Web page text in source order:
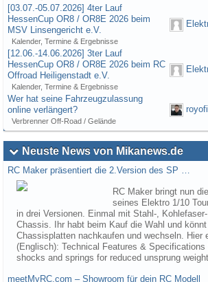
[03.07.-05.07.2026] 4ter Lauf
HessenCup OR8 / OR8E 2026 beim
MSV Linsengericht e.V.
Kalender, Termine & Ergebnisse
[12.06.-14.06.2026] 3ter Lauf
HessenCup OR8 / OR8E 2026 beim RC
Offroad Heiligenstadt e.V.
Kalender, Termine & Ergebnisse
Wer hat seine Fahrzeugzulassung
online verlängert?
Verbrenner Off-Road / Gelände
royofi
Neuste News von Mikanews.de
RC Maker präsentiert die 2.Version des SP …
RC Maker bringt nun
seines Elektro 1/10
in drei Versionen. Einmal mit Stahl-,
Chassis. Ihr habt beim Kauf die Wahl und
Chassisplatten nachkaufen und wechseln. Hier
(Englisch): Technical Features & Specifications
shocks and springs for reduced unsprung
meetMyRC.com – Showroom für dein RC Modell